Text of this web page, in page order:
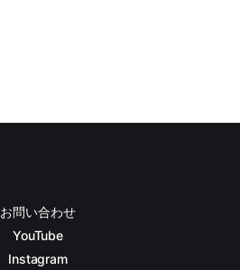
お問い合わせ
YouTube
Instagram